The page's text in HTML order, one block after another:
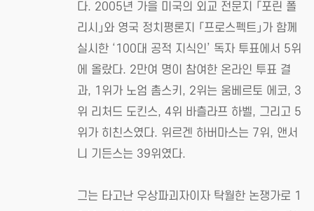
다. 2005년 가을 미국의 외교 전문지 「포린 폴
리시」와 영국 정치평론지 「프로스펙트」가 함께
실시한 ‘100대 공적 지식인’ 독자 투표에서 5위
에 올랐다. 2만여 명이 참여한 온라인 투표 결
과, 1위가 노엄 촘스키, 2위는 움베르토 에코, 3
위 리처드 도킨스, 4위 바츨라프 하벨, 그리고 5
위가 히친스였다. 위르겐 하버마스는 7위, 앤서
니 기든스는 39위였다.
그는 타고난 우상파괴자이자 탁월한 논쟁가로 1